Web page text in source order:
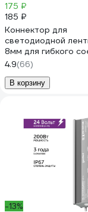
175 ₽
185 ₽
Коннектор для
светодиодной
8мм для гибкого
или подключения
прокалывающий
4.9(66)
В корзину
-13%